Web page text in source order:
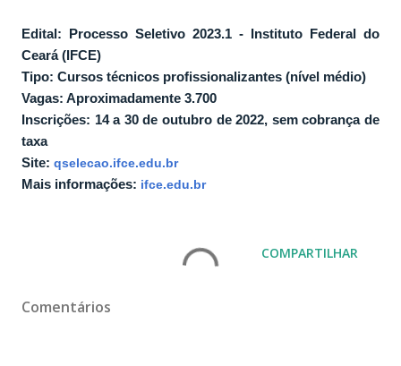
Edital: Processo Seletivo 2023.1 - Instituto Federal do
Ceará (IFCE)
Tipo: Cursos técnicos profissionalizantes (nível médio)
Vagas: Aproximadamente 3.700
Inscrições: 14 a 30 de outubro de 2022, sem cobrança de
taxa
Site: qselecao.ifce.edu.br
Mais informações: ifce.edu.br
COMPARTILHAR
Comentários